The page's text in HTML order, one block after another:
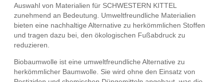
Auswahl von Materialien für SCHWESTERN KITTEL
zunehmend an Bedeutung. Umweltfreundliche Materialien
bieten eine nachhaltige Alternative zu herkömmlichen Stoffen
und tragen dazu bei, den ökologischen Fußabdruck zu
reduzieren.
Biobaumwolle ist eine umweltfreundliche Alternative zu
herkömmlicher Baumwolle. Sie wird ohne den Einsatz von